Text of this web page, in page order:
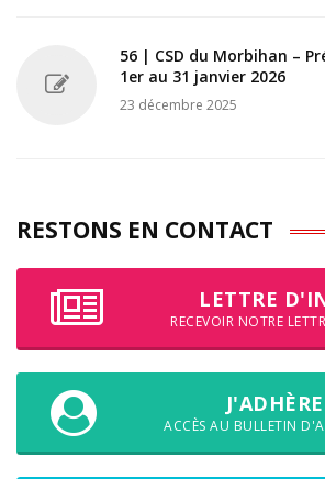
56 | CSD du Morbihan –
1er au 31 janvier 2026
23 décembre 2025
RESTONS EN CONTACT
LETTRE
RECEVOIR NOTRE
J'ADHÈRE
ACCÈS AU BULLETIN